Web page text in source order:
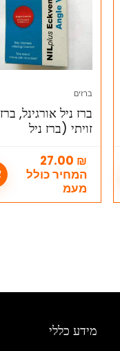
ברזים
ברז ניל אורגינל, ברז
זויתי (ברז ניל
X1/2
27.00 ₪
המחיר כולל
מעמ
מידע כללי